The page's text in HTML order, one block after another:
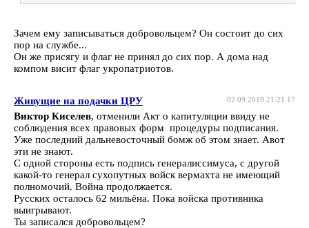
Зачем ему записываться добровольцем? Он состоит до сих
пор на службе...
Он же присягу и флаг не принял до сих пор. А дома над
компом висит флаг укропатриотов.
02.09.2019 21:21:17
Живущие на подачки ЦРУ
Виктор Киселев, отменили Акт о капитуляции ввиду не
соблюдения всех правовых форм процедуры подписания.
Уже последний дальневосточный бомж об этом знает. Авот
эти не знают.
С одной стороны есть подпись генералиссимуса, с другой
какой-то генерал сухопутных войск вермахта не имеющий
полномочий. Война продолжается.
Русских осталось 62 мильёна. Пока войска противника
выигрывают.
Ты записался добровольцем?